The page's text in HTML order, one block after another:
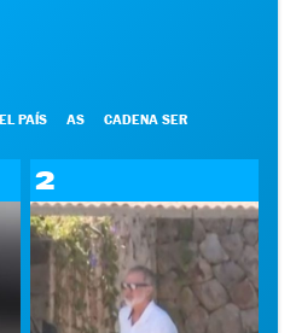
EL PAÍS AS CADENA SER
2